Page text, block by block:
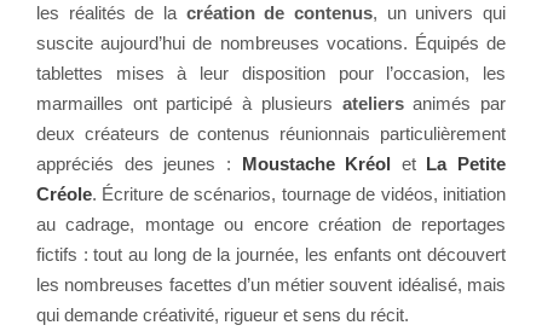
les réalités de la création de contenus, un univers qui
suscite aujourd’hui de nombreuses vocations. Équipés de
tablettes mises à leur disposition pour l’occasion, les
marmailles ont participé à plusieurs ateliersanimés par
deux créateurs de contenus réunionnais particulièrement
appréciés des jeunes : Moustache Kréol et La Petite
Créole. Écriture de scénarios, tournage de vidéos, initiation
au cadrage, montage ou encore création de reportages
fictifs : tout au long de la journée, les enfants ont découvert
les nombreuses facettes d’un métier souvent idéalisé, mais
qui demande créativité, rigueur et sens du récit.